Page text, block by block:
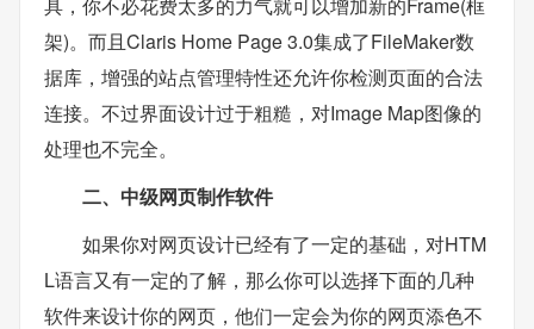
架)。而且Claris Home Page 3.0集成了FileMaker数
据库，增强的站点管理特性还允许你检测页面的合法
连接。不过界面设计过于粗糙，对Image Map图像的
处理也不完全。
二、中级网页制作软件
如果你对网页设计已经有了一定的基础，对HTM
L语言又有一定的了解，那么你可以选择下面的几种
软件来设计你的网页，他们一定会为你的网页添色不